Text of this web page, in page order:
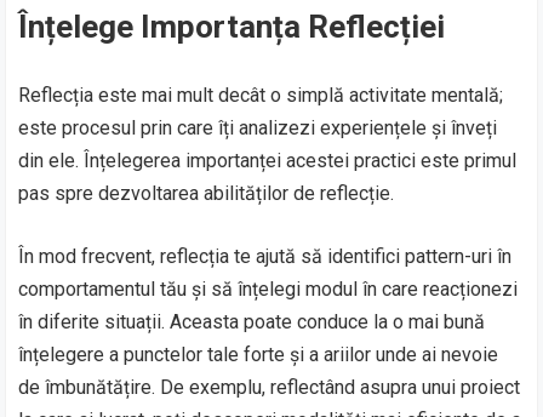
Înțelege Importanța Reflecției
Reflecția este mai mult decât o simplă activitate mentală;
este procesul prin care îți analizezi experiențele și înveți
din ele. Înțelegerea importanței acestei practici este primul
pas spre dezvoltarea abilităților de reflecție.
În mod frecvent, reflecția te ajută să identifici pattern-uri în
comportamentul tău și să înțelegi modul în care reacționezi
în diferite situații. Aceasta poate conduce la o mai bună
înțelegere a punctelor tale forte și a ariilor unde ai nevoie
de îmbunătățire. De exemplu, reflectând asupra unui proiect